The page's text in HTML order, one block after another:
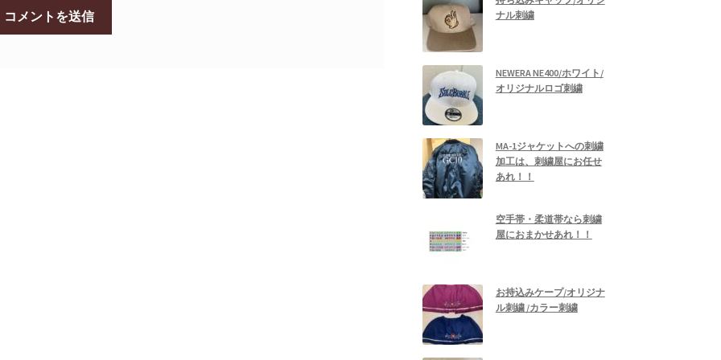
ナル刺繍
NEWERA NE400/ホワイト/
オリジナルロゴ刺繍
MA-1ジャケットへの刺繍
加工は、刺繍屋にお任せ
あれ！！
空手帯・柔道帯なら刺繍
屋におまかせあれ！！
お持込みケープ/オリジナ
ル刺繍 /カラー刺繍